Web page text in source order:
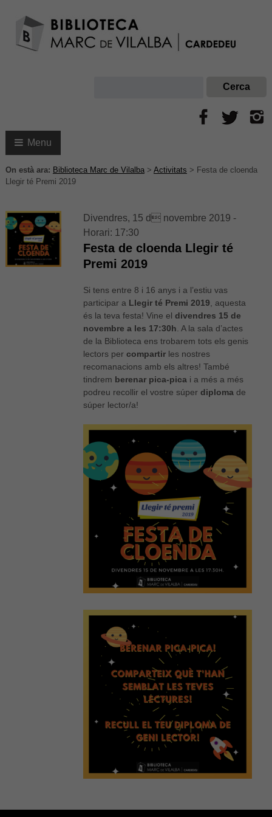
Menu
On està ara: Biblioteca Marc de Vilalba> Activitats > Festa de cloenda
Llegir té Premi 2019
Divendres, 15 d novembre 2019 -
Horari: 17:30
Festa de cloenda Llegir té
Premi 2019
Si tens entre 8 i 16 anys i a l’estiu vas
participar a Llegir té Premi 2019 , aquesta
és la teva festa! Vine eldivendres 15 de
novembre a les 17:30h . A la sala d’actes
de la Biblioteca ens trobarem tots els genis
lectors percompartir les nostres
recomanacions amb els altres! També
tindrem berenar pica-pica i a més a més
podreu recollir el vostre súperdiploma de
súper lector/a!